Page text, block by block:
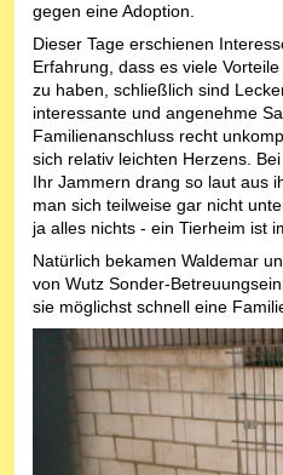
gegen eine Adoption.
Dieser Tage erschienen
Erfahrung, dass es viele
zu haben, schließlich sind
interessante und angenehme
Familienanschluss recht
sich relativ leichten Herzens.
Ihr Jammern drang so laut aus
man sich teilweise gar nicht
ja alles nichts - ein Tierheim ist
Natürlich bekamen Waldemar
von Wutz Sonder-
sie möglichst schnell eine